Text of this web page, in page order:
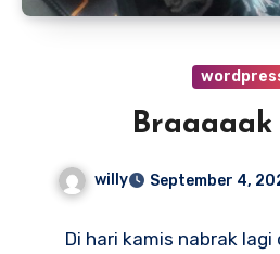
willy September 4,
Di hari kamis nabrak